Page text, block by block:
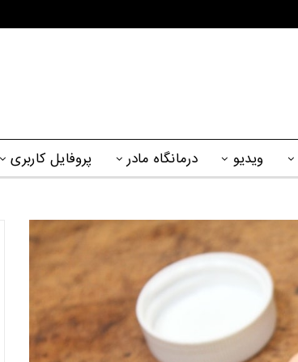
ویدیو درمانگاه مادر پروفایل کاربری